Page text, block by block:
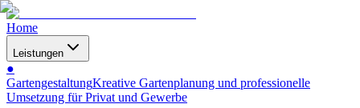
Home
Leistungen
●
GartengestaltungKreative Gartenplanung und professionelle
Umsetzung für Privat und Gewerbe